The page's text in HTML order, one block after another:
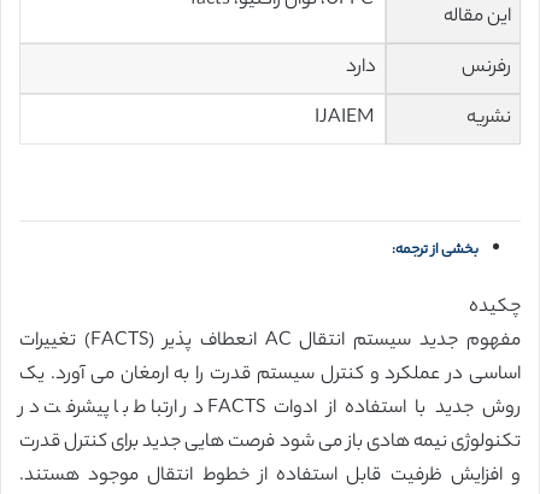
این مقاله
رفرنس
دارد
نشریه
بخشی از ترجمه:
چکیده
مفهوم جدید سیستم انتقال AC انعطاف پذیر (FACTS) تغییرات
اساسی در عملکرد و کنترل سیستم قدرت را به ارمغان می آورد. یک
روش جدید با استفاده از ادوات FACTS در ارتباط با پیشرفت در
تکنولوژی نیمه هادی باز می شود فرصت هایی جدید برای کنترل قدرت
و افزایش ظرفیت قابل استفاده از خطوط انتقال موجود هستند.